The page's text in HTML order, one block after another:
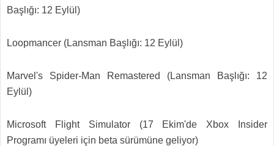
Başlığı: 12 Eylül)
Loopmancer (Lansman Başlığı: 12 Eylül)
Marvel's Spider-Man Remastered (Lansman Başlığı: 12
Eylül)
Microsoft Flight Simulator (17 Ekim'de Xbox Insider
Programı üyeleri için beta sürümüne geliyor)